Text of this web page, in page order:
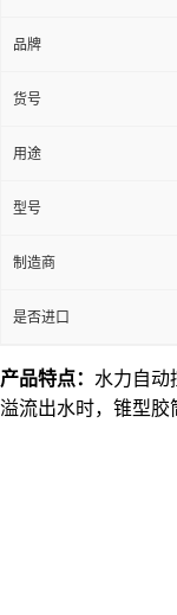
品牌
货号
用途
型号
制造商
是否进口
产品特点： 水力自动
溢流出水时，锥型胶